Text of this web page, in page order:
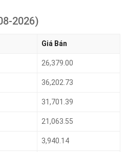
2026)
Giá Bán
26,379.00
36,202.73
31,701.39
21,063.55
3,940.14